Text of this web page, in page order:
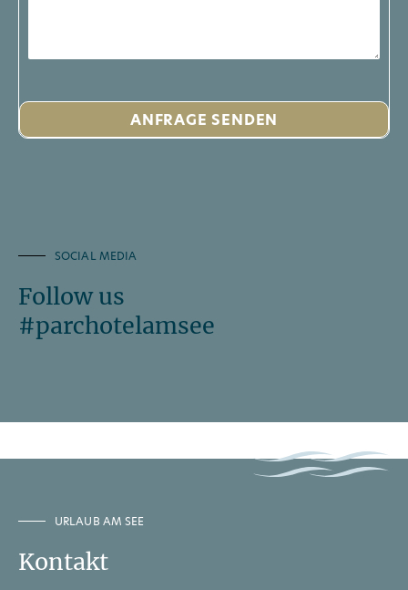
SOCIAL MEDIA
Follow us
#parchotelamsee
URLAUB AM SEE
Kontakt